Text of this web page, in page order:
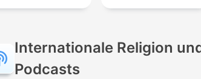
Internationale Religion
Podcasts